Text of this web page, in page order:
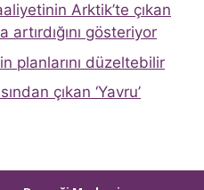
Arktik’te çıkan
artırdığını gösteriyor
planlarını düzeltebilir
çıkan ‘Yavru’